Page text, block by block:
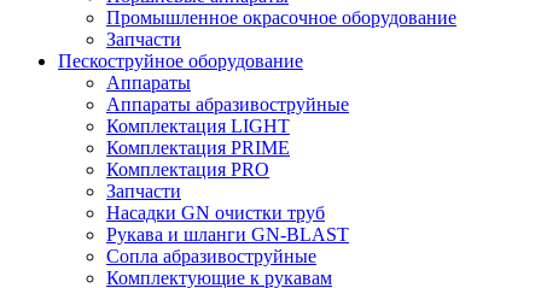
Промышленное окрасочное оборудование
Запчасти
Пескоструйное оборудование
Аппараты
Аппараты абразивоструйные
Комплектация LIGHT
Комплектация PRIME
Комплектация PRO
Запчасти
Насадки GN очистки труб
Рукава и шланги GN-BLAST
Сопла абразивоструйные
Комплектующие к рукавам